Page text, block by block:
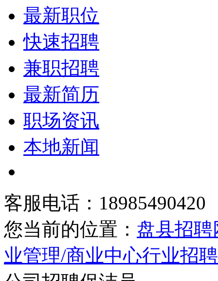
最新职位
快速招聘
兼职招聘
最新简历
职场资讯
本地新闻
客服电话：18985490420
您当前的位置： 盘县招聘
业管理/商业中心行业招